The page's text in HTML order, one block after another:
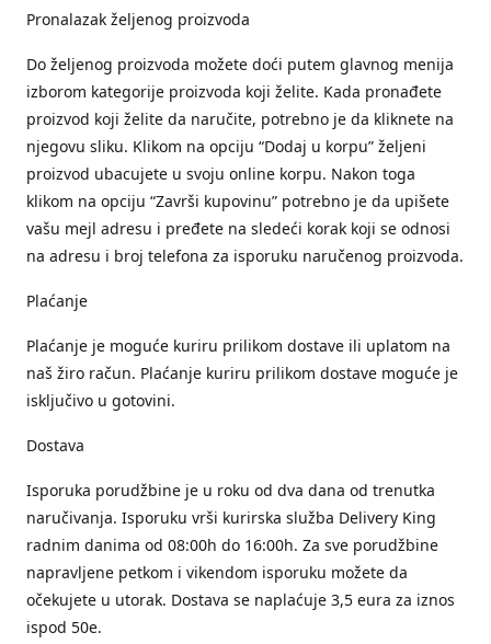
Pronalazak željenog proizvoda
Do željenog proizvoda možete doći putem glavnog menija
izborom kategorije proizvoda koji želite. Kada pronađete
proizvod koji želite da naručite, potrebno je da kliknete na
njegovu sliku. Klikom na opciju “Dodaj u korpu” željeni
proizvod ubacujete u svoju online korpu. Nakon toga
klikom na opciju “Završi kupovinu” potrebno je da upišete
vašu mejl adresu i pređete na sledeći korak koji se odnosi
na adresu i broj telefona za isporuku naručenog proizvoda.
Plaćanje
Plaćanje je moguće kuriru prilikom dostave ili uplatom na
naš žiro račun. Plaćanje kuriru prilikom dostave moguće je
isključivo u gotovini.
Dostava
Isporuka porudžbine je u roku od dva dana od trenutka
naručivanja. Isporuku vrši kurirska služba Delivery King
radnim danima od 08:00h do 16:00h. Za sve porudžbine
napravljene petkom i vikendom isporuku možete da
očekujete u utorak. Dostava se naplaćuje 3,5 eura za iznos
ispod 50e.